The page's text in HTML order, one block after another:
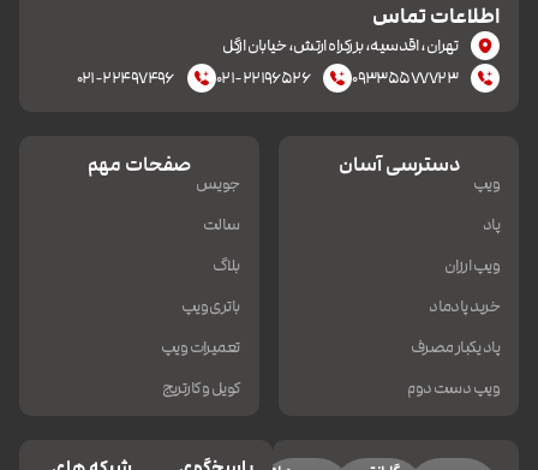
اطلاعات تماس
تهران، اقدسیه، بزرکراه ارتش، خیابان ازگل
۰۹۳۳۵۵۷۷۷۲۳
۰۲۱-۲۲۱۹۶۵۲۶ ۰۲۱-۲۲۴۹۷۴۹۶
دسترسی آسان
ویپ
پاد
ویپ ارزان
خرید پادماد
پاد یکبار مصرف
ویپ دست دوم
صفحات مهم
جویس
سالت
بلاگ
باتری ویپ
تعمیرات ویپ
کویل و کارتریج